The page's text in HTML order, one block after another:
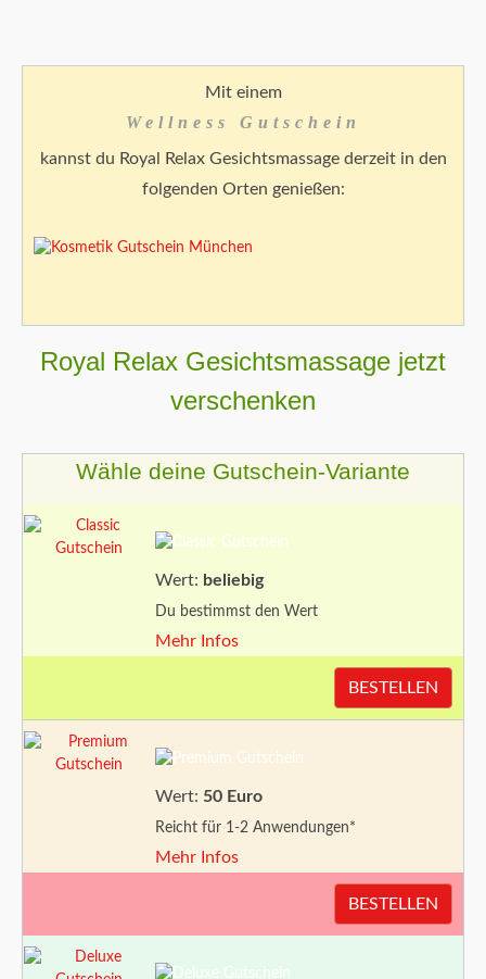
Mit einem
Wellness Gutschein
kannst du Royal Relax Gesichtsmassage derzeit in den
folgenden Orten genießen:
Royal Relax Gesichtsmassage jetzt
verschenken
Wähle deine Gutschein-Variante
Wert: beliebig
Du bestimmst den Wert
Mehr Infos
BESTELLEN
Wert: 50 Euro
Reicht für 1-2 Anwendungen*
Mehr Infos
BESTELLEN